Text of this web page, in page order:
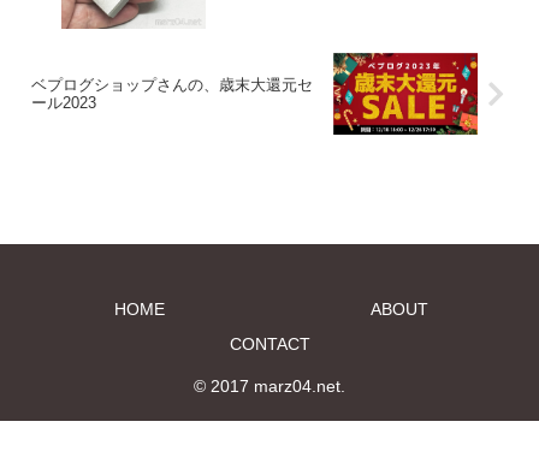
ベプログショップさんの、歳末大還元セ
ール2023
HOME
ABOUT
CONTACT
© 2017 marz04.net.